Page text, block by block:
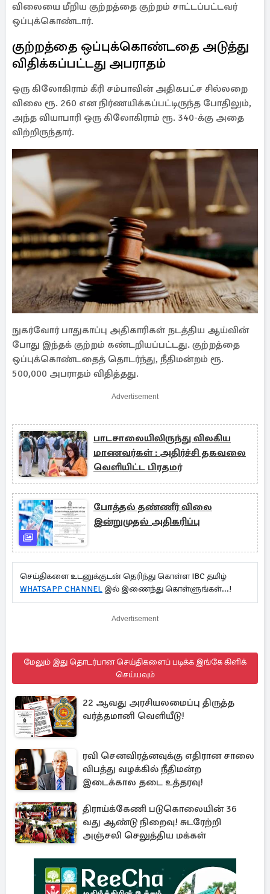
விலையை மீறிய குற்றத்தை குற்றம் சாட்டப்பட்டவர்
ஒப்புக்கொண்டார்.
குற்றத்தை ஒப்புக்கொண்டதை அடுத்து
விதிக்கப்பட்டது அபராதம்
ஒரு கிலோகிராம் கீரி சம்பாவின் அதிகபட்ச சில்லறை
விலை ரூ. 260 என நிர்ணயிக்கப்பட்டிருந்த போதிலும்,
அந்த வியாபாரி ஒரு கிலோகிராம் ரூ. 340-க்கு அதை
விற்றிருந்தார்.
நுகர்வோர் பாதுகாப்பு அதிகாரிகள் நடத்திய ஆய்வின்
போது இந்தக் குற்றம் கண்டறியப்பட்டது. குற்றத்தை
ஒப்புக்கொண்டதைத் தொடர்ந்து, நீதிமன்றம் ரூ.
500,000 அபராதம் விதித்தது.
Advertisement
பாடசாலையிலிருந்து விலகிய
மாணவர்கள் : அதிர்ச்சி தகவலை
வெளியிட்ட பிரதமர்
போத்தல் தண்ணீர் விலை
இன்றுமுதல் அதிகரிப்பு
செய்திகளை உடனுக்குடன் தெரிந்து கொள்ள IBC தமிழ்
WHATSAPP CHANNEL இல் இணைந்து கொள்ளுங்கள்...!
Advertisement
மேலும் இது தொடர்பான செய்திகளைப் படிக்க இங்கே கிளிக்
செய்யவும்
22 ஆவது அரசியலமைப்பு திருத்த
வர்த்தமானி வெளியீடு!
ரவி செனவிரத்னவுக்கு எதிரான சாலை
விபத்து வழக்கில் நீதிமன்ற
இடைக்கால தடை உத்தரவு!
திராய்க்கேணி படுகொலையின் 36
வது ஆண்டு நிறைவு! சுடரேற்றி
அஞ்சலி செலுத்திய மக்கள்